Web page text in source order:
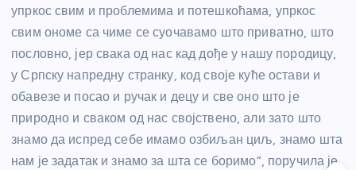
упркос свим и проблемима и потешкоћама, упркос
свим ономе са чиме се суочавамо што приватно, што
пословно, јер свака од нас кад дође у нашу породицу,
у Српску напредну странку, код своје куће остави и
обавезе и посао и ручак и децу и све оно што је
природно и сваком од нас својствено, али зато што
знамо да испред себе имамо озбиљан циљ, знамо шта
нам је задатак и знамо за шта се боримо”, поручила је